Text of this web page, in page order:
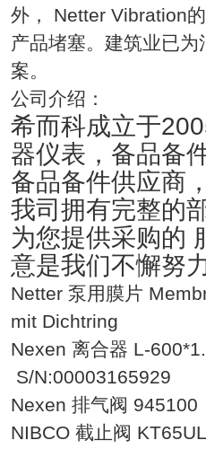
外，
Netter Vibration
产品堵塞。建筑业已
案。
公司介绍：
希而科成立于
器仪表，备品备
备品备件供应商
我司拥有完整的
为您提供采购的
意是我们不懈努
Netter 泵用膜片
mit Dichtring
Nexen 离合器 L-
S/N:00003165929
Nexen 排气阀 945100
NIBCO 截止阀